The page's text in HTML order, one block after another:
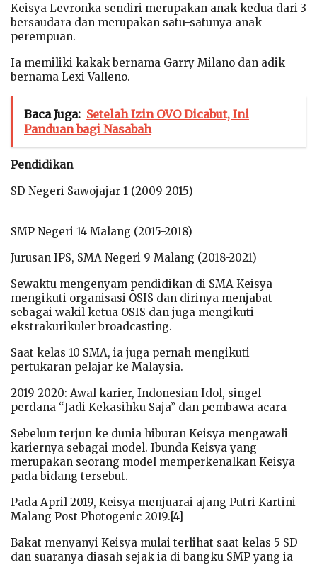
Keisya Levronka sendiri merupakan anak kedua dari 3
bersaudara dan merupakan satu-satunya anak
perempuan.
Ia memiliki kakak bernama Garry Milano dan adik
bernama Lexi Valleno.
Baca Juga: Setelah Izin OVO Dicabut, Ini
Panduan bagi Nasabah
Pendidikan
SD Negeri Sawojajar 1 (2009-2015)
SMP Negeri 14 Malang (2015-2018)
Jurusan IPS, SMA Negeri 9 Malang (2018-2021)
Sewaktu mengenyam pendidikan di SMA Keisya
mengikuti organisasi OSIS dan dirinya menjabat
sebagai wakil ketua OSIS dan juga mengikuti
ekstrakurikuler broadcasting.
Saat kelas 10 SMA, ia juga pernah mengikuti
pertukaran pelajar ke Malaysia.
2019-2020: Awal karier, Indonesian Idol, singel
perdana “Jadi Kekasihku Saja” dan pembawa acara
Sebelum terjun ke dunia hiburan Keisya mengawali
kariernya sebagai model. Ibunda Keisya yang
merupakan seorang model memperkenalkan Keisya
pada bidang tersebut.
Pada April 2019, Keisya menjuarai ajang Putri Kartini
Malang Post Photogenic 2019.[4]
Bakat menyanyi Keisya mulai terlihat saat kelas 5 SD
dan suaranya diasah sejak ia di bangku SMP yang ia